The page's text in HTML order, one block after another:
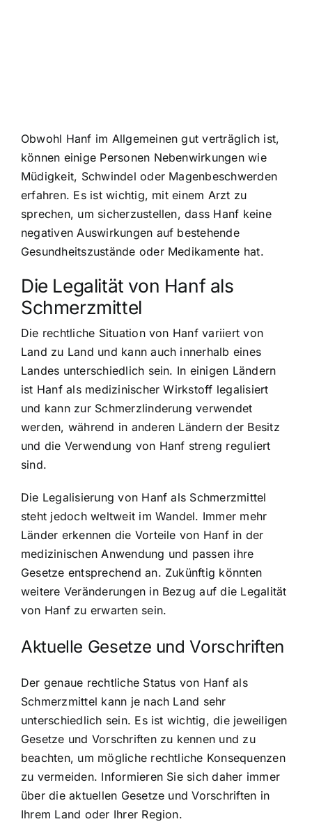
Obwohl Hanf im Allgemeinen gut verträglich ist,
können einige Personen Nebenwirkungen wie
Müdigkeit, Schwindel oder Magenbeschwerden
erfahren. Es ist wichtig, mit einem Arzt zu
sprechen, um sicherzustellen, dass Hanf keine
negativen Auswirkungen auf bestehende
Gesundheitszustände oder Medikamente hat.
Die Legalität von Hanf als
Schmerzmittel
Die rechtliche Situation von Hanf variiert von
Land zu Land und kann auch innerhalb eines
Landes unterschiedlich sein. In einigen Ländern
ist Hanf als medizinischer Wirkstoff legalisiert
und kann zur Schmerzlinderung verwendet
werden, während in anderen Ländern der Besitz
und die Verwendung von Hanf streng reguliert
sind.
Die Legalisierung von Hanf als Schmerzmittel
steht jedoch weltweit im Wandel. Immer mehr
Länder erkennen die Vorteile von Hanf in der
medizinischen Anwendung und passen ihre
Gesetze entsprechend an. Zukünftig könnten
weitere Veränderungen in Bezug auf die Legalität
von Hanf zu erwarten sein.
Aktuelle Gesetze und Vorschriften
Der genaue rechtliche Status von Hanf als
Schmerzmittel kann je nach Land sehr
unterschiedlich sein. Es ist wichtig, die jeweiligen
Gesetze und Vorschriften zu kennen und zu
beachten, um mögliche rechtliche Konsequenzen
zu vermeiden. Informieren Sie sich daher immer
über die aktuellen Gesetze und Vorschriften in
Ihrem Land oder Ihrer Region.